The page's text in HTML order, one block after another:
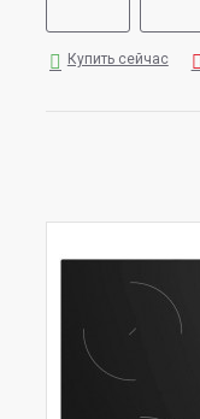
Купить сейчас